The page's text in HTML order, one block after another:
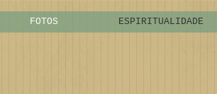
FOTOS ESPIRITUALIDADE